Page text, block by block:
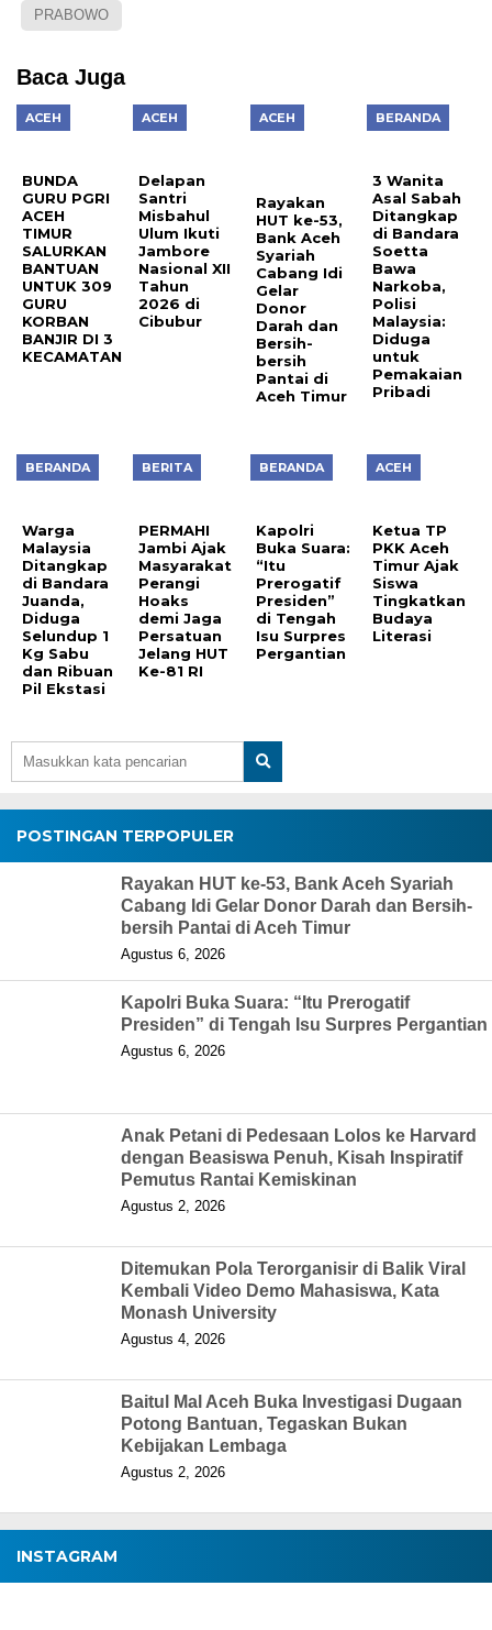
PRABOWO
Baca Juga
ACEH
BUNDA
GURU PGRI
ACEH
TIMUR
SALURKAN
BANTUAN
UNTUK 309
GURU
KORBAN
BANJIR DI 3
KECAMATAN
ACEH
Delapan
Santri
Misbahul
Ulum Ikuti
Jambore
Nasional XII
Tahun
2026 di
Cibubur
ACEH
Rayakan
HUT ke-53,
Bank Aceh
Syariah
Cabang Idi
Gelar
Donor
Darah dan
Bersih-
bersih
Pantai di
Aceh Timur
BERANDA
3 Wanita
Asal Sabah
Ditangkap
di Bandara
Soetta
Bawa
Narkoba,
Polisi
Malaysia:
Diduga
untuk
Pemakaian
Pribadi
BERANDA
Warga
Malaysia
Ditangkap
di Bandara
Juanda,
Diduga
Selundup 1
Kg Sabu
dan Ribuan
Pil Ekstasi
BERITA
PERMAHI
Jambi Ajak
Masyarakat
Perangi
Hoaks
demi Jaga
Persatuan
Jelang HUT
Ke-81 RI
BERANDA
Kapolri
Buka Suara:
“Itu
Prerogatif
Presiden”
di Tengah
Isu Surpres
Pergantian
ACEH
Ketua TP
PKK Aceh
Timur Ajak
Siswa
Tingkatkan
Budaya
Literasi
POSTINGAN TERPOPULER
Rayakan HUT ke-53, Bank Aceh Syariah
Cabang Idi Gelar Donor Darah dan Bersih-
bersih Pantai di Aceh Timur
Agustus 6, 2026
Kapolri Buka Suara: “Itu Prerogatif
Presiden” di Tengah Isu Surpres Pergantian
Agustus 6, 2026
Anak Petani di Pedesaan Lolos ke Harvard
dengan Beasiswa Penuh, Kisah Inspiratif
Pemutus Rantai Kemiskinan
Agustus 2, 2026
Ditemukan Pola Terorganisir di Balik Viral
Kembali Video Demo Mahasiswa, Kata
Monash University
Agustus 4, 2026
Baitul Mal Aceh Buka Investigasi Dugaan
Potong Bantuan, Tegaskan Bukan
Kebijakan Lembaga
Agustus 2, 2026
INSTAGRAM